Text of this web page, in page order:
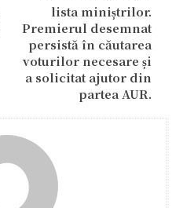
lista miniștrilor.
Premierul desemnat
persistă în căutarea
voturilor necesare și
a solicitat ajutor din
partea AUR.